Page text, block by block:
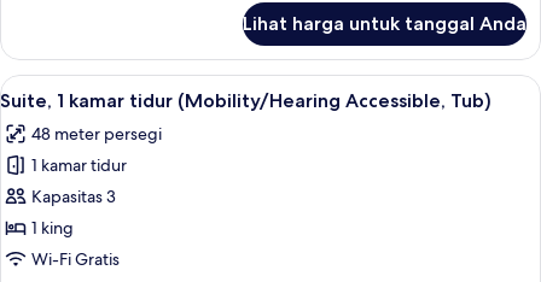
Access,
Roll-
In
Shwr)
Kamar
Standar,
1
Tidur
King
(Mobility/Hearing
Access,
Roll-
In
Shwr)
Lihat harga untuk tanggal Anda
Lihat
semua
foto
untuk
Suite,
1
kamar
Seprai premium, brankas, meja
6
Suite, 1 kamar tidur (Mobility/Hearing Accessible, Tub)
48 meter persegi
1 kamar tidur
Kapasitas 3
1 king
Wi-Fi Gratis